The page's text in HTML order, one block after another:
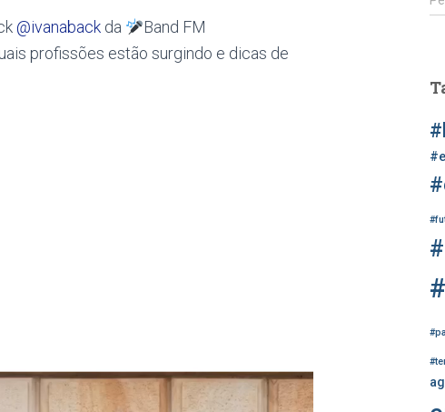
@ivanabackda
Band FM
profissões estão surgindo e dicas de
e
a
r
o
r